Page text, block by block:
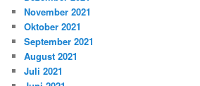
November 2021
Oktober 2021
September 2021
August 2021
Juli 2021